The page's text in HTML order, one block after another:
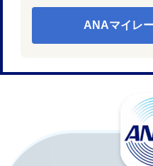
ANAマイレ